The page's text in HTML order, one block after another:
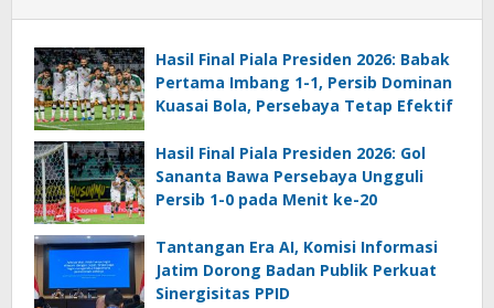
Hasil Final Piala Presiden 2026: Babak
Pertama Imbang 1-1, Persib Dominan
Kuasai Bola, Persebaya Tetap Efektif
Hasil Final Piala Presiden 2026: Gol
Sananta Bawa Persebaya Ungguli
Persib 1-0 pada Menit ke-20
Tantangan Era AI, Komisi Informasi
Jatim Dorong Badan Publik Perkuat
Sinergisitas PPID